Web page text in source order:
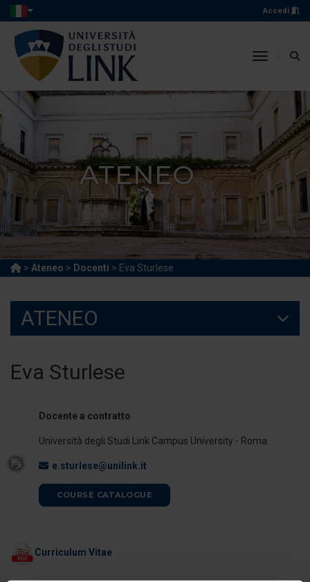
Accedi
toggle
ATENEO
> Ateneo > Docenti > Eva Sturlese
ATENEO
Eva Sturlese
Docente a contratto
Università degli Studi Link Campus University - Roma
e.sturlese@unilink.it
COURSE CATALOGUE
Curriculum Vitae